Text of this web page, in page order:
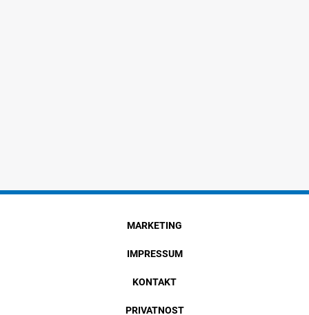
MARKETING
IMPRESSUM
KONTAKT
PRIVATNOST